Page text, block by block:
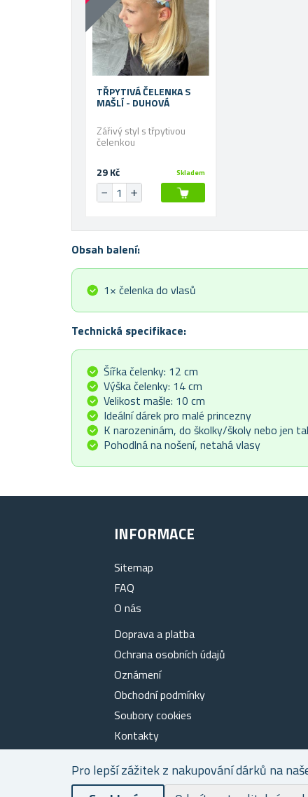
Pro lepší zážitek z nakupování dárků na
TŘPYTIVÁ ČELENKA S
MAŠLÍ - DUHOVÁ
Zářivý styl s třpytivou
čelenkou
29 Kč Skladem
Obsah balení:
1× čelenka do vlasů
Technická specifikace:
Šířka čelenky: 12 cm
Výška čelenky: 14 cm
Velikost mašle: 10 cm
Ideální dárek pro malé princezny
K narozeninám, do školky/školy nebo jen
Pohodlná na nošení, netahá vlasy
INFORMACE
Sitemap
FAQ
O nás
Doprava a platba
Ochrana osobních údajů
Oznámení
Obchodní podmínky
Soubory cookies
Kontakty